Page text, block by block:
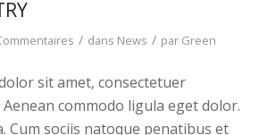
/ dans News / par Green
sit amet, consectetuer
commodo ligula eget dolor.
Cum sociis natoque penatibus et